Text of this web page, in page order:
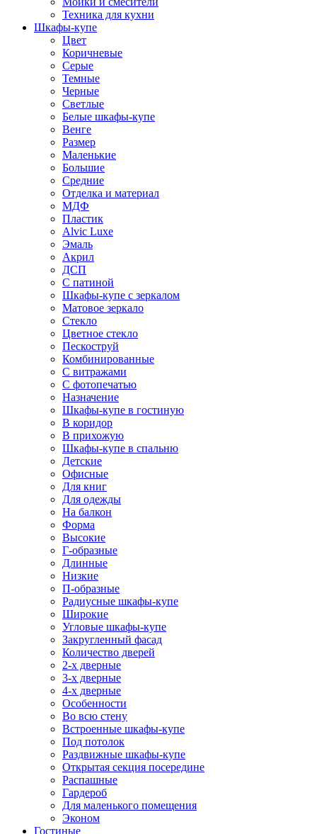
Техника для кухни
Шкафы-купе
Цвет
Коричневые
Серые
Темные
Черные
Светлые
Белые шкафы-купе
Венге
Размер
Маленькие
Большие
Средние
Отделка и материал
МДФ
Пластик
Alvic Luxe
Эмаль
Акрил
ДСП
С патиной
Шкафы-купе с зеркалом
Матовое зеркало
Стекло
Цветное стекло
Пескоструй
Комбинированные
С витражами
С фотопечатью
Назначение
Шкафы-купе в гостиную
В коридор
В прихожую
Шкафы-купе в спальню
Детские
Офисные
Для книг
Для одежды
На балкон
Форма
Высокие
Г-образные
Длинные
Низкие
П-образные
Радиусные шкафы-купе
Широкие
Угловые шкафы-купе
Закругленный фасад
Количество дверей
2-х дверные
3-х дверные
4-х дверные
Особенности
Во всю стену
Встроенные шкафы-купе
Под потолок
Раздвижные шкафы-купе
Открытая секция посередине
Распашные
Гардероб
Для маленького помещения
Эконом
Гостиные